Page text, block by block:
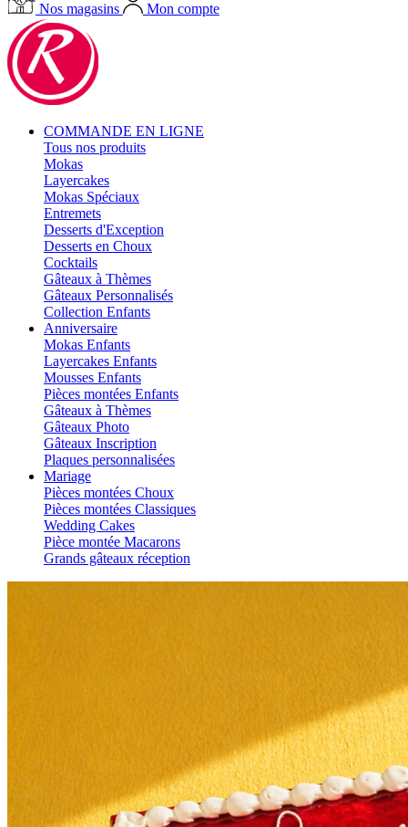
Nos magasins Mon compte
COMMANDE EN LIGNE
Tous nos produits
Mokas
Layercakes
Mokas Spéciaux
Entremets
Desserts d'Exception
Desserts en Choux
Cocktails
Gâteaux à Thèmes
Gâteaux Personnalisés
Collection Enfants
Anniversaire
Mokas Enfants
Layercakes Enfants
Mousses Enfants
Pièces montées Enfants
Gâteaux à Thèmes
Gâteaux Photo
Gâteaux Inscription
Plaques personnalisées
Mariage
Pièces montées Choux
Pièces montées Classiques
Wedding Cakes
Pièce montée Macarons
Grands gâteaux réception